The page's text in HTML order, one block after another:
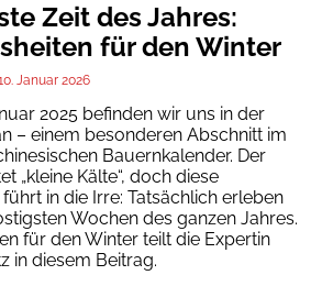
Zeit des Jahres:
für den Winter
Januar 2026
2025 befinden wir uns in der
– einem besonderen Abschnitt im
Bauernkalender. Der
„kleine Kälte“, doch diese
in die Irre: Tatsächlich erleben
Wochen des ganzen Jahres.
für den Winter teilt die Expertin
in diesem Beitrag.